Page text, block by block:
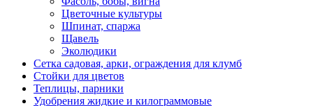
Цветочные культуры
Шпинат, спаржа
Щавель
Эколюдики
Сетка садовая, арки, ограждения для клумб
Стойки для цветов
Теплицы, парники
Удобрения жидкие и килограммовые